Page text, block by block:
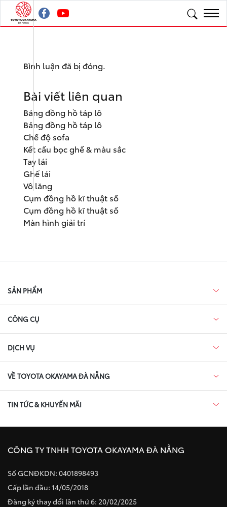
Bình luận đã bị đóng.
Bài viết liên quan
Bảng đồng hồ táp lô
Bảng đồng hồ táp lô
Chế độ sofa
Kết cấu bọc ghế & màu sắc
Tay lái
Ghế lái
Vô lăng
Cụm đồng hồ kĩ thuật số
Cụm đồng hồ kĩ thuật số
Màn hình giải trí
SẢN PHẨM
CÔNG CỤ
DỊCH VỤ
VỀ TOYOTA OKAYAMA ĐÀ NẴNG
TIN TỨC & KHUYẾN MÃI
CÔNG TY TNHH TOYOTA OKAYAMA ĐÀ NẴNG
Số GCNĐKDN: 0401898493
Cấp lần đầu: 14/05/2018
Đăng ký thay đổi lần thứ 6: 20/02/2025